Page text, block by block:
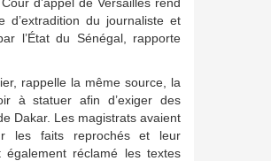
du journaliste et
l’État du Sénégal, rapporte
rappelle la même source, la
à statuer afin d’exiger des
Dakar. Les magistrats avaient
les faits reprochés et leur
également réclamé les textes